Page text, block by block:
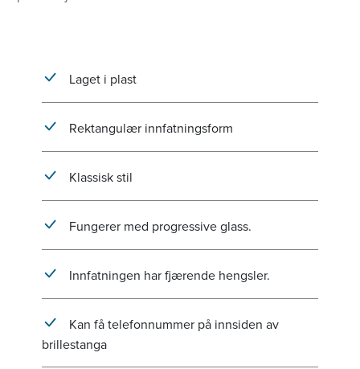
Laget i plast
Rektangulær innfatningsform
Klassisk stil
Fungerer med progressive glass.
Innfatningen har fjærende hengsler.
Kan få telefonnummer på innsiden av
brillestanga